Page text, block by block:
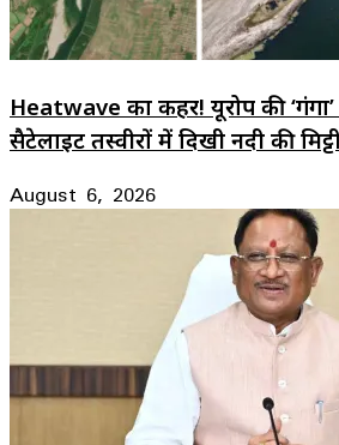
Heatwave का कहर! यूरोप की
सैटेलाइट तस्वीरों में दिखी नदी की
August 6, 2026